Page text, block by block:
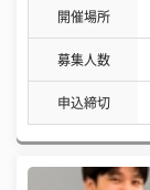
開催場所
募集人数
申込締切